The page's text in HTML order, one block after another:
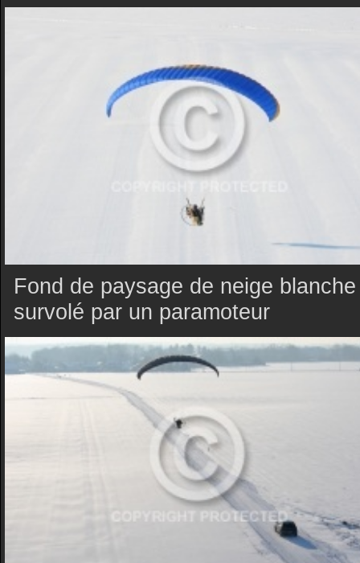
Fond de paysage de neige blanche
survolé par un paramoteur